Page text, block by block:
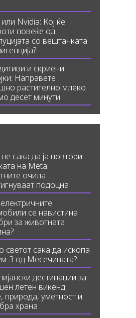
Nvidia: Кој ќе
повеќе од
со вештачката
и скриени
Направете
растително млеко
десет минути
сака да ја повтори
на Meta:
очила
подоцна
се навистина
за животната
светот сака да ископа
3 од Месечината?
дестинации за
летен викенд:
природа, уметност и
храна